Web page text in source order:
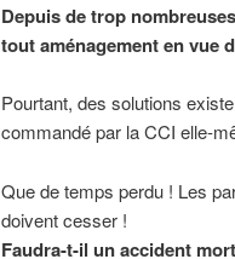
Depuis de trop
tout aménagement en vue
Pourtant, des solutions
commandé par la CCI elle-
Que de temps perdu ! Les
doivent cesser !
Faudra-t-il un accident